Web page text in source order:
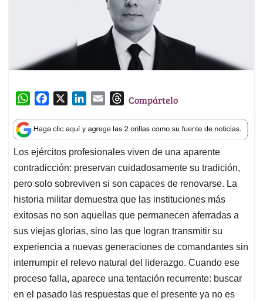
W
a
t
s
A
p
p
c
e
b
o
o
k
n
k
e
d
I
n
a
i
l
T
r
e
a
d
s
Compártelo
Los ejércitos profesionales viven de una aparente
contradicción: preservan cuidadosamente su tradición,
pero solo sobreviven si son capaces de renovarse. La
historia militar demuestra que las instituciones más
exitosas no son aquellas que permanecen aferradas a
sus viejas glorias, sino las que logran transmitir su
experiencia a nuevas generaciones de comandantes sin
interrumpir el relevo natural del liderazgo. Cuando ese
proceso falla, aparece una tentación recurrente: buscar
en el pasado las respuestas que el presente ya no es